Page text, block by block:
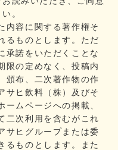
。
内容に関する著作権そ
るものとします。ただ
承諾をいただくことな
限の定めなく、投稿内
頒布、二次著作物の作
サヒ飲料（株）及びそ
ームページへの掲載、
二次利用を含むがこれ
サヒグループまたは委
るものとします。また